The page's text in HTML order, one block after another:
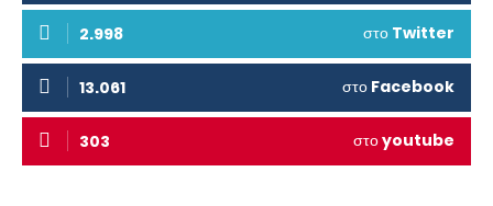
2.998 στο Twitter
13.061 στο Facebook
303 στοyoutube